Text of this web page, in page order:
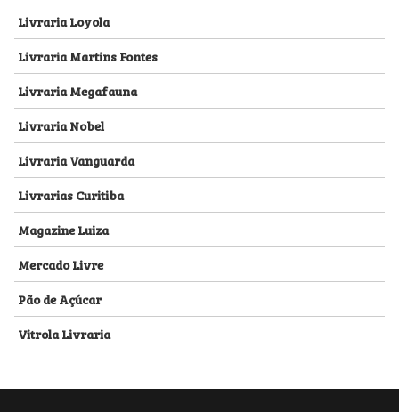
Livraria Loyola
Livraria Martins Fontes
Livraria Megafauna
Livraria Nobel
Livraria Vanguarda
Livrarias Curitiba
Magazine Luiza
Mercado Livre
Pão de Açúcar
Vitrola Livraria